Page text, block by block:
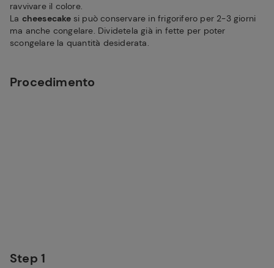
ravvivare il colore.
La cheesecake si può conservare in frigorifero per 2-3 giorni
ma anche congelare. Dividetela già in fette per poter
scongelare la quantità desiderata.
Procedimento
Step 1